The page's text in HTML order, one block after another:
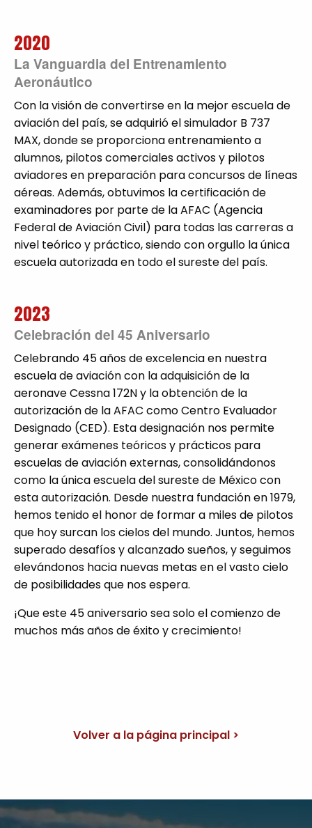
2020
La Vanguardia del Entrenamiento
Aeronáutico
Con la visión de convertirse en la mejor escuela de
aviación del país, se adquirió el simulador B 737
MAX, donde se proporciona entrenamiento a
alumnos, pilotos comerciales activos y pilotos
aviadores en preparación para concursos de líneas
aéreas. Además, obtuvimos la certificación de
examinadores por parte de la AFAC (Agencia
Federal de Aviación Civil) para todas las carreras a
nivel teórico y práctico, siendo con orgullo la única
escuela autorizada en todo el sureste del país.
2023
Celebración del 45 Aniversario
Celebrando 45 años de excelencia en nuestra
escuela de aviación con la adquisición de la
aeronave Cessna 172N y la obtención de la
autorización de la AFAC como Centro Evaluador
Designado (CED). Esta designación nos permite
generar exámenes teóricos y prácticos para
escuelas de aviación externas, consolidándonos
como la única escuela del sureste de México con
esta autorización. Desde nuestra fundación en 1979,
hemos tenido el honor de formar a miles de pilotos
que hoy surcan los cielos del mundo. Juntos, hemos
superado desafíos y alcanzado sueños, y seguimos
elevándonos hacia nuevas metas en el vasto cielo
de posibilidades que nos espera.
¡Que este 45 aniversario sea solo el comienzo de
muchos más años de éxito y crecimiento!
Volver a la página principal >